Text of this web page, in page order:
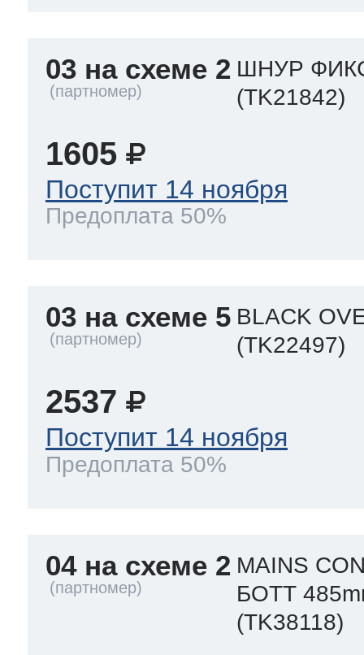
03 на схеме 2 ШНУР
(TK21842)
1605
Поступит 14 ноября
Предоплата 50%
03 на схеме 5 BLACK
(TK22497)
2537
Поступит 14 ноября
Предоплата 50%
04 на схеме 2 MAINS
БОТТ
(TK38118)